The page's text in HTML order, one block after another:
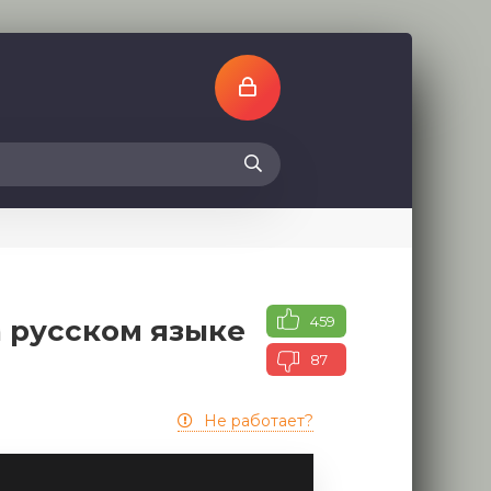
русском языке 459
87
Не работает?